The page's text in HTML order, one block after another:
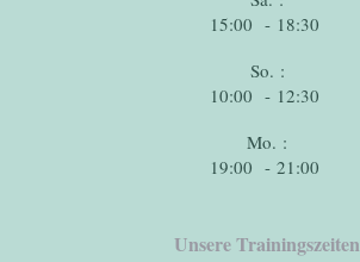
15:00 - 18:30
So. :
10:00 - 12:30
Mo. :
19:00 - 21:00
Unsere Trainingszeiten